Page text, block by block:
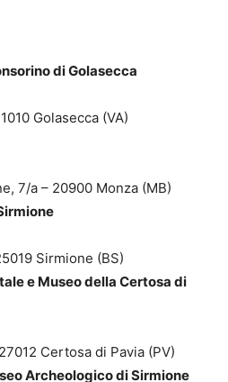
di Golasecca
Golasecca (VA)
7/a – 20900 Monza (MB)
Sirmione (BS)
e Museo della Certosa di
Certosa di Pavia (PV)
Archeologico di Sirmione